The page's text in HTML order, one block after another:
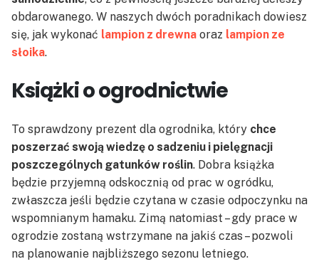
obdarowanego. W naszych dwóch poradnikach dowiesz
się, jak wykonać lampion z drewna oraz lampion ze
słoika.
Książki o ogrodnictwie
To sprawdzony prezent dla ogrodnika, który chce
poszerzać swoją wiedzę o sadzeniu i pielęgnacji
poszczególnych gatunków roślin. Dobra książka
będzie przyjemną odskocznią od prac w ogródku,
zwłaszcza jeśli będzie czytana w czasie odpoczynku na
wspomnianym hamaku. Zimą natomiast – gdy prace w
ogrodzie zostaną wstrzymane na jakiś czas – pozwoli
na planowanie najbliższego sezonu letniego.